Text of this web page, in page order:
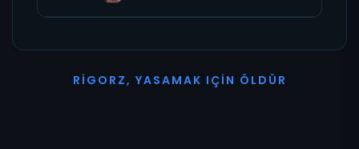
R I G O R Z, YASAMAK I ÇI N Ö L D Ü R